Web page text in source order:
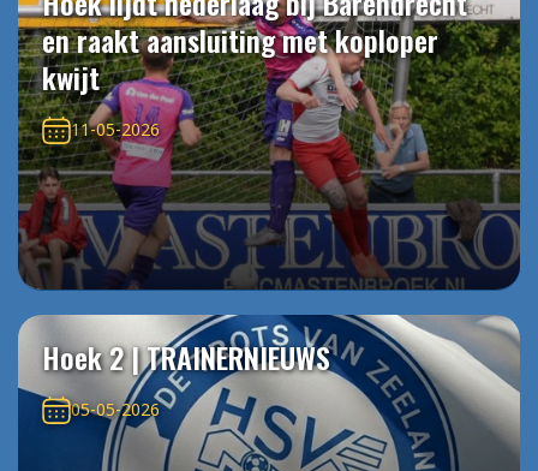
en raakt aansluiting met koploper
kwijt
11-05-2026
Hoek 2 | TRAINERNIEUWS
05-05-2026